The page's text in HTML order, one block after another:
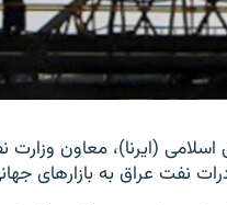
(ایرنا)، معاون وزارت
نفت عراق به بازارهای